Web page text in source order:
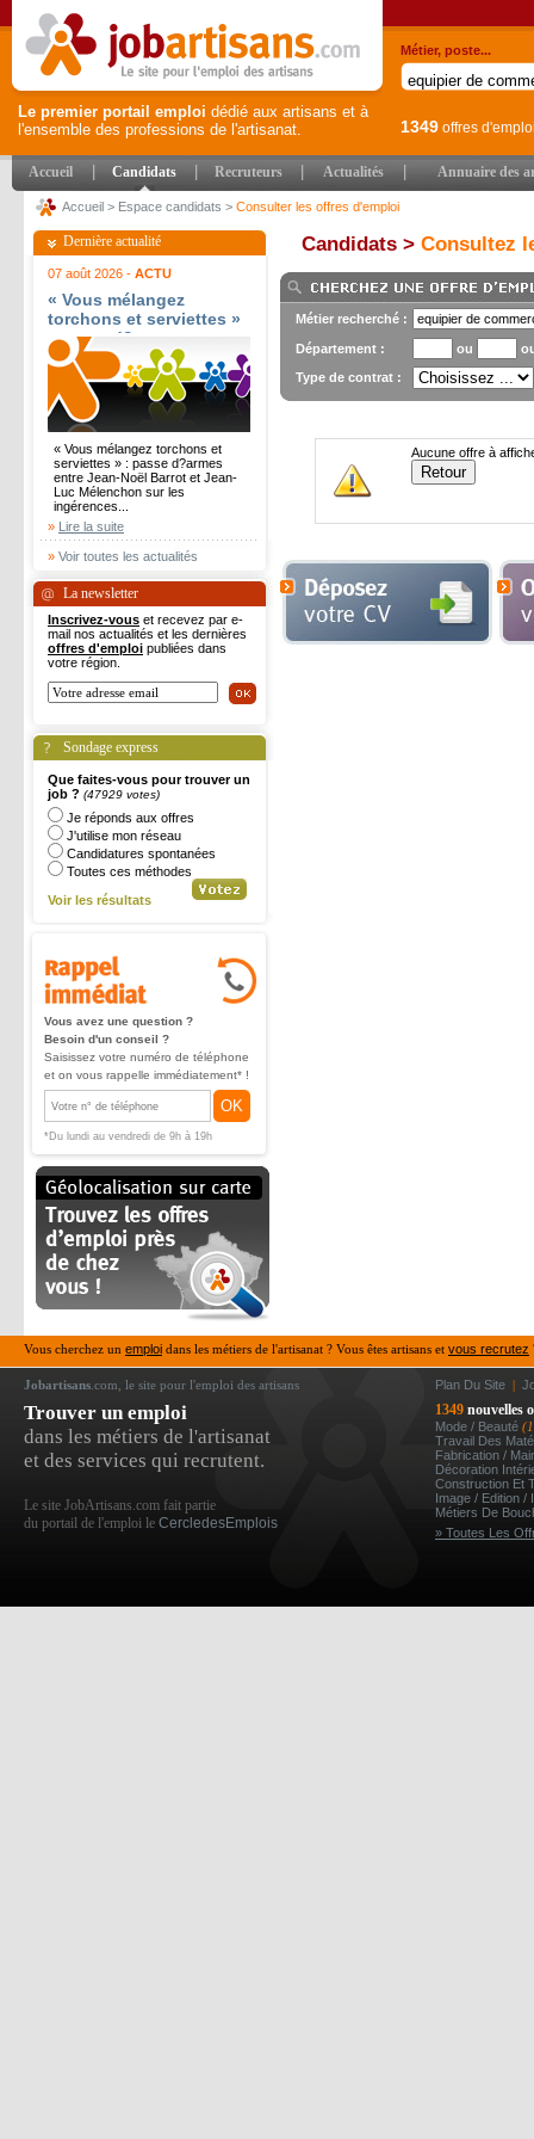
Le premier portail emploi dédié aux artisans et à
l'ensemble des professions de l'artisanat.
Métier, poste...
1349 offres
Accueil Candidats Recruteurs Actualités Annuaire des
Accueil > Espace candidats > Consulter les offres d'emploi
Dernière actualité
07 août 2026 - ACTU
« Vous mélangez
torchons et serviettes »
: passe d?armes entre
Jean-Noël Barrot et
Jean-Luc Mélenchon sur
les ingérences
étrangères - Le Parisien
« Vous mélangez torchons et
serviettes » : passe d?armes
entre Jean-Noël Barrot et Jean-
Luc Mélenchon sur les
ingérences...
» Lire la suite
» Voir toutes les actualités
La newsletter
Inscrivez-vous et recevez par e-
mail nos actualités et les dernières
offres d'emploi publiées dans
votre région.
Sondage express
Que faites-vous pour trouver un
job ? (47929 votes)
Je réponds aux offres
J'utilise mon réseau
Candidatures spontanées
Toutes ces méthodes
Voir les résultats
Vous avez une question ?
Besoin d'un conseil ?
Saisissez votre numéro de téléphone
et on vous rappelle immédiatement* !
OK
*Du lundi au vendredi de 9h à 19h
Candidats > Consultez
Métier recherché :
Département : ou
Type de contrat :
Aucune offre à
Vous cherchez un emploi dans les métiers de l'artisanat ? Vous êtes artisans et vous recrutez
Jobartisans .com, le site pour l'emploi des artisans Plan Du Site |
Trouver un emploi
dans les métiers de l'artisanat
et des services qui recrutent.
Le site JobArtisans.com fait partie
du portail de l'emploi le CercledesEmplois
1349 nouvelles
Mode / Beauté
Travail Des
Fabrication /
Décoration
Construction Et
Image / Edition /
Métiers De
» Toutes Les